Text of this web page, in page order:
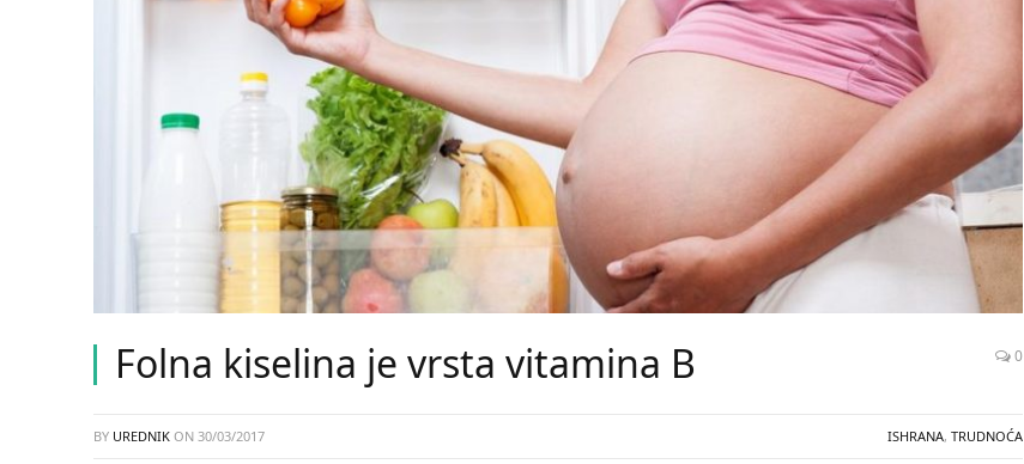
Folna kiselina je vrsta vitamina B 0
BY UREDNIK ON 30/03/2017 ISHRANA, TRUDNOĆA